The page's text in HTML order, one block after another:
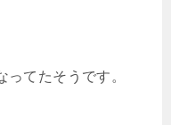
てたそうです。